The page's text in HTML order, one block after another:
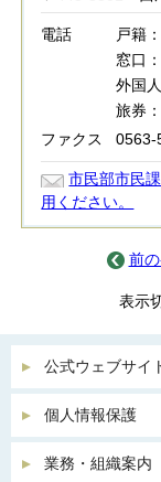
電話
戸籍
窓口
外国
旅券
ファクス
0563-
市民部市民
用ください。
前
表示
公式ウェブサイ
個人情報保護
業務・組織案内